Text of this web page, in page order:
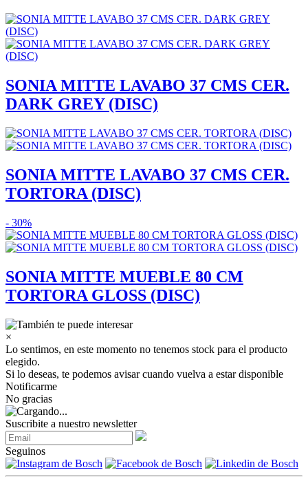
SONIA MITTE LAVABO 37 CMS CER.
DARK GREY (DISC)
SONIA MITTE LAVABO 37 CMS CER.
TORTORA (DISC)
- 30%
SONIA MITTE MUEBLE 80 CM
TORTORA GLOSS (DISC)
×
Lo sentimos, en este momento no tenemos stock para el producto
elegido.
Si lo deseas, te podemos avisar cuando vuelva a estar disponible
Notificarme
No gracias
Suscribite a nuestro newsletter
Seguinos